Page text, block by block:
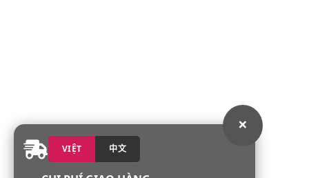
×
VIỆT 中文